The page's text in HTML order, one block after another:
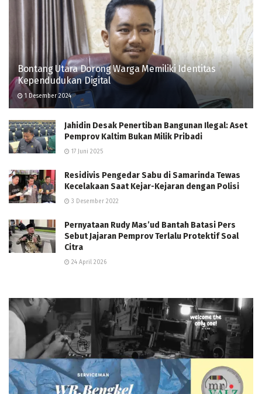
Bontang Utara Dorong Warga Memiliki Identitas
Kependudukan Digital
1 Desember 2024
Jahidin Desak Penertiban Bangunan Ilegal: Aset
Pemprov Kaltim Bukan Milik Pribadi
17 Juni 2025
Residivis Pengedar Sabu di Samarinda Tewas
Kecelakaan Saat Kejar-Kejaran dengan Polisi
3 Desember 2022
Pernyataan Rudy Mas’ud Bantah Batasi Pers
Sebut Jajaran Pemprov Terlalu Protektif Soal
Citra
24 April 2026